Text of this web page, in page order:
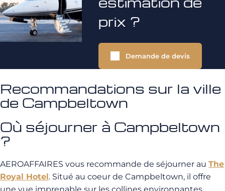
prix ?
Demande de devis
Recommandations sur la ville
de Campbeltown
Où séjourner à Campbeltown
?
AEROAFFAIRES vous recommande de séjourner au The
Royal Hotel. Situé au coeur de Campbeltown, il offre